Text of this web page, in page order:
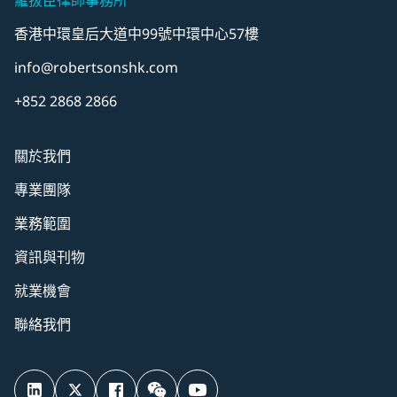
關於我們
專業團隊
業務範圍
資訊與刊物
就業機會
聯絡我們
香港中環皇后大道中99號中環中心57樓
info@robertsonshk.com
+852 2868 2866